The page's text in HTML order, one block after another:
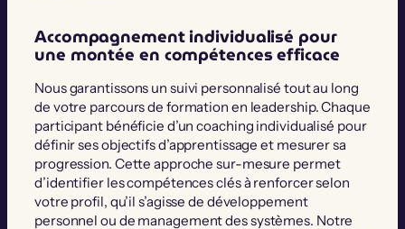
Accompagnement individualisé pour
une montée en compétences efficace
Nous garantissons un suivi personnalisé tout au long
de votre parcours de formation en leadership. Chaque
participant bénéficie d’un coaching individualisé pour
définir ses objectifs d’apprentissage et mesurer sa
progression. Cette approche sur-mesure permet
d’identifier les compétences clés à renforcer selon
votre profil, qu’il s’agisse de développement
personnel ou de management des systèmes. Notre